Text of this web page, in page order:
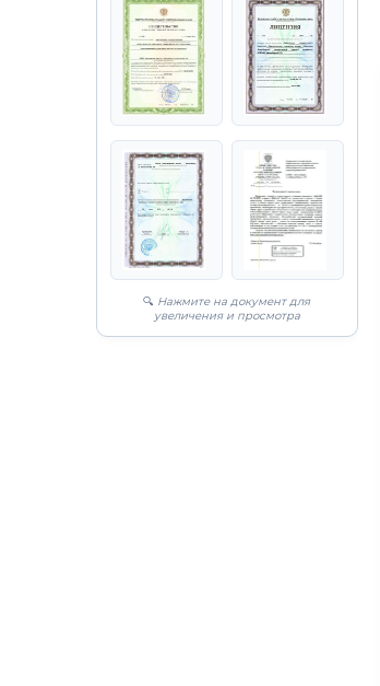
🔍 Нажмите на документ для
увеличения и просмотра